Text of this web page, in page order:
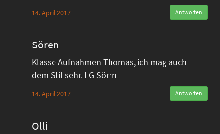
14. April 2017 Antworten
Sören
Klasse Aufnahmen Thomas, ich mag auch
dem Stil sehr. LG Sörrn
14. April 2017 Antworten
Olli